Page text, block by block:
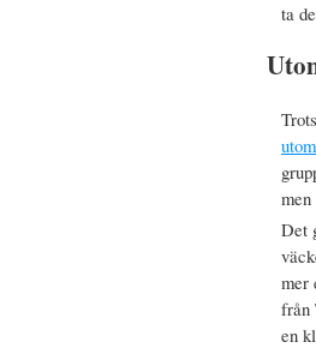
ta
Det
mer
från
en